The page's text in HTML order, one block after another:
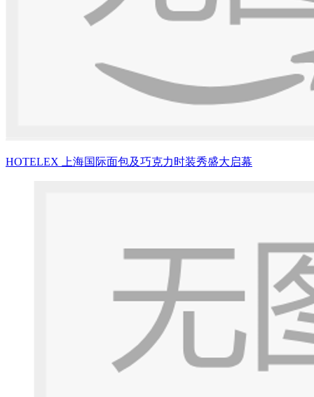
HOTELEX 上海国际面包及巧克力时装秀盛大启幕